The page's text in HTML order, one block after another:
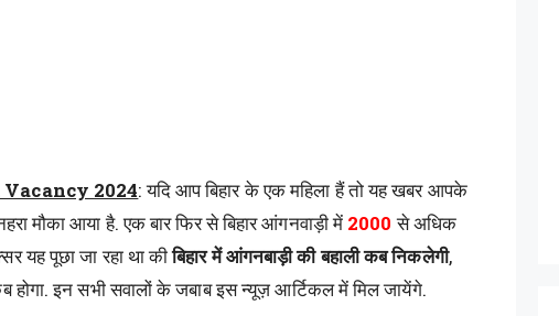
2024: यदि आप बिहार के एक महिला हैं तो यह खबर आपके
मौका आया है. एक बार फिर से बिहार आंगनवाड़ी में 2000 से अधिक
यह पूछा जा रहा था कीबिहार में आंगनबाड़ी की बहाली कब निकलेगी,
होगा. इन सभी सवालों के जबाब इस न्यूज़ आर्टिकल में मिल जायेंगे.